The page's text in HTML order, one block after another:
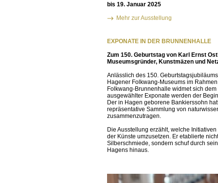
bis 19. Januar 2025
Mehr zur Ausstellung
EXPONATE IN DER BRUNNENHALLE
Zum 150. Geburtstag von Karl Ernst
Museumsgründer, Kunstmäzen und
Anlässlich des 150.
Hagener Folkwang-Museums im
Folkwang-Brunnenhalle widmet sich
ausgewählter Exponate werden der
Der in Hagen geborene Bankierssohn
repräsentative Sammlung von
zusammenzutragen.
Die Ausstellung erzählt, welche
der Künste umzusetzen. Er etablierte
Silberschmiede, sondern schuf durch
Hagens hinaus.